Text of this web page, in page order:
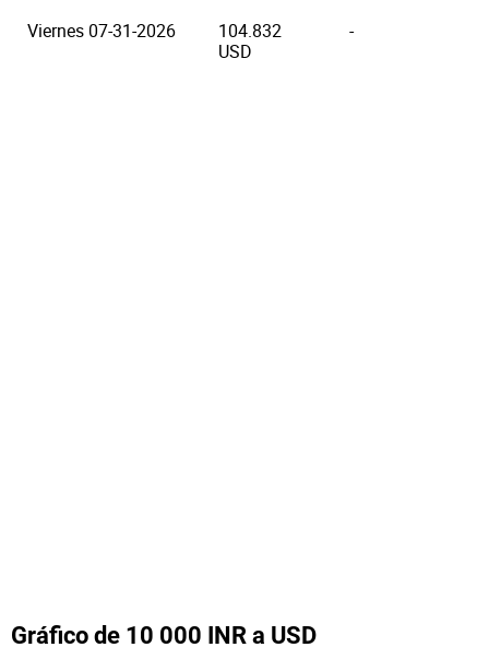
Viernes 07-31-2026
104.832
USD
-
Gráfico de 10 000 INR a USD